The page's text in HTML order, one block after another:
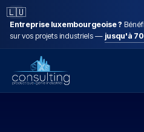
🇱🇺
Entreprise luxembourgeoise ?
sur vos projets industriels — jusqu'à